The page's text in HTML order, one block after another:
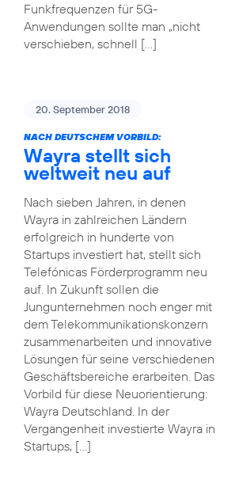
Funkfrequenzen für 5G-
Anwendungen sollte man „nicht
verschieben, schnell […]
20. September 2018
NACH DEUTSCHEM VORBILD:
Wayra stellt sich
weltweit neu auf
Nach sieben Jahren, in denen
Wayra in zahlreichen Ländern
erfolgreich in hunderte von
Startups investiert hat, stellt sich
Telefónicas Förderprogramm neu
auf. In Zukunft sollen die
Jungunternehmen noch enger mit
dem Telekommunikationskonzern
zusammenarbeiten und innovative
Lösungen für seine verschiedenen
Geschäftsbereiche erarbeiten. Das
Vorbild für diese Neuorientierung:
Wayra Deutschland. In der
Vergangenheit investierte Wayra in
Startups, […]